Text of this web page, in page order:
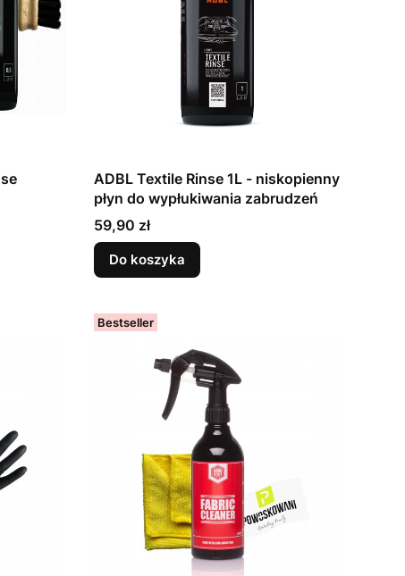
ADBL Textile Rinse 1L - niskopienny
płyn do wypłukiwania zabrudzeń
Cena
59,90 zł
Do koszyka
Bestseller